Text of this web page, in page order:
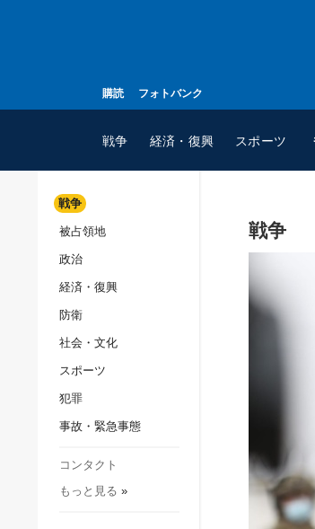
購読 フォトバンク
戦争 経済・復興 スポーツ
スポーツ
戦争
被占領地
政治
経済・復興
防衛
社会・文化
スポーツ
犯罪
事故・緊急事態
コンタクト
もっと見る »
戦争